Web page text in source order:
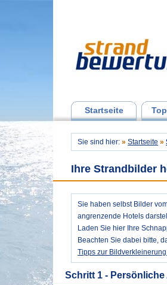
Startseite
Sie sind hier: » Startseite »
Ihre Strandbilder
Sie haben selbst Bilder
angrenzende Hotels
Laden Sie hier Ihre
Beachten Sie dabei bitte,
Tipps zur
Schritt 1 - Persönliche